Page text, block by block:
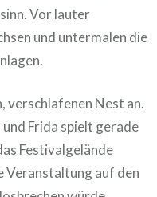
Vor lauter
und untermalen die
verschlafenen Nest an.
Frida spielt gerade
Festivalgelände
Veranstaltung auf den